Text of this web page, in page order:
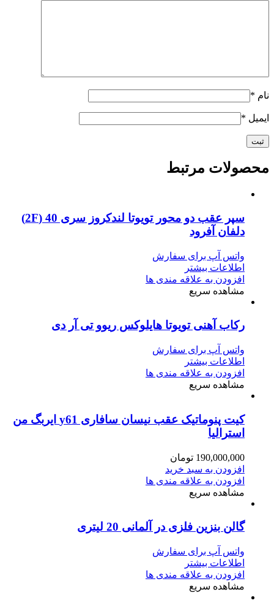
نام *
ایمیل *
محصولات مرتبط
سپر عقب دو محور تویوتا لندکروز سری 40 (2F)
دلفان آفرود
واتس آپ برای سفارش
اطلاعات بیشتر
افزودن به علاقه مندی ها
مشاهده سریع
رکاب آهنی تویوتا هایلوکس ریوو تی آر دی
واتس آپ برای سفارش
اطلاعات بیشتر
افزودن به علاقه مندی ها
مشاهده سریع
کیت پنوماتیک عقب نیسان سافاری y61 ایربگ من
استرالیا
190,000,000 تومان
افزودن به سبد خرید
افزودن به علاقه مندی ها
مشاهده سریع
گالن بنزین فلزی در آلمانی 20 لیتری
واتس آپ برای سفارش
اطلاعات بیشتر
افزودن به علاقه مندی ها
مشاهده سریع